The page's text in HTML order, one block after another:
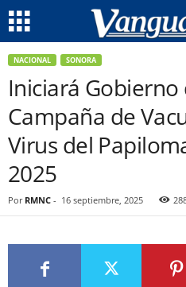
NACIONAL SONORA
Iniciará Gobierno
Campaña de
Virus del
2025
Por RMNC - 16 septiembre, 2025